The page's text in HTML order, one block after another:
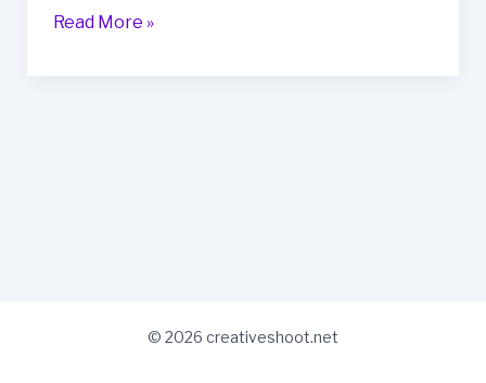
Read More »
© 2026 creativeshoot.net